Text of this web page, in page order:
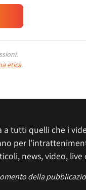
etica.
a tutti quelli che i
per
news, video, live
della